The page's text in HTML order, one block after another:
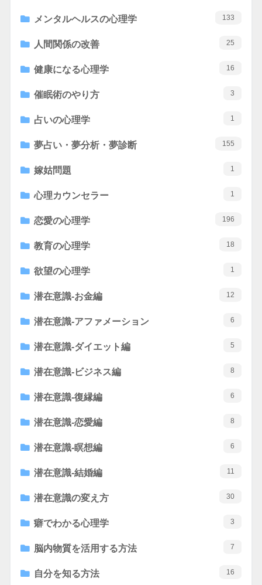
メンタルヘルスの心理学 133
人間関係の改善 25
健康になる心理学 16
催眠術のやり方 3
占いの心理学 1
夢占い・夢分析・夢診断 155
嫁姑問題 1
心理カウンセラー 1
恋愛の心理学 196
教育の心理学 18
欲望の心理学 1
潜在意識-お金編 12
潜在意識-アファメーション 6
潜在意識-ダイエット編 5
潜在意識-ビジネス編 8
潜在意識-復縁編 6
潜在意識-恋愛編 8
潜在意識-瞑想編 6
潜在意識-結婚編 11
潜在意識の変え方 30
癖でわかる心理学 3
脳内物質を活用する方法 7
自分を知る方法 16